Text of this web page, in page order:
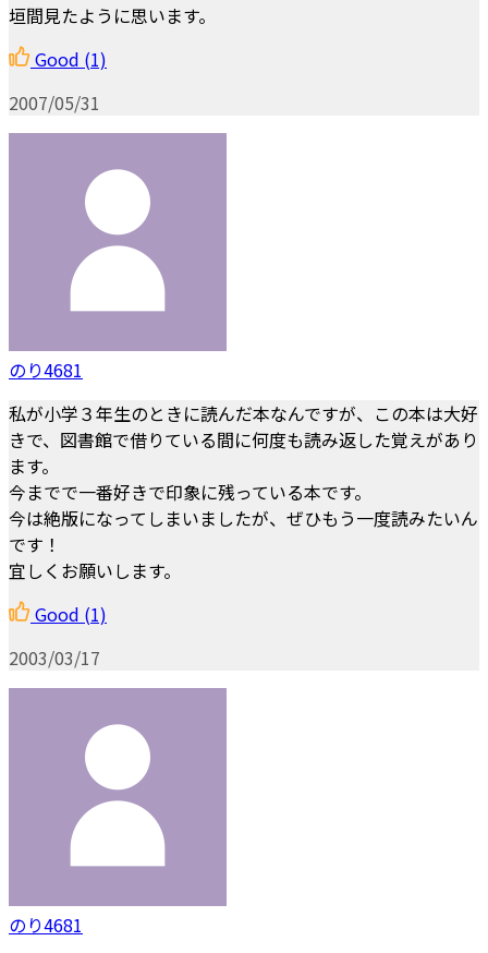
垣間見たように思います。
Good (1)
2007/05/31
のり4681
私が小学３年生のときに読んだ本なんですが、この本は大好
きで、図書館で借りている間に何度も読み返した覚えがあり
ます。
今までで一番好きで印象に残っている本です。
今は絶版になってしまいましたが、ぜひもう一度読みたいん
です！
宜しくお願いします。
Good (1)
2003/03/17
のり4681